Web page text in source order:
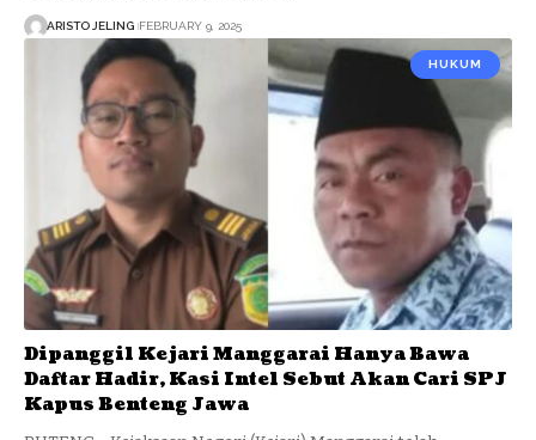
ARISTO JELING FEBRUARY 9, 2025
HUKUM
Dipanggil Kejari Manggarai Hanya Bawa
Daftar Hadir, Kasi Intel Sebut Akan Cari SPJ
Kapus Benteng Jawa